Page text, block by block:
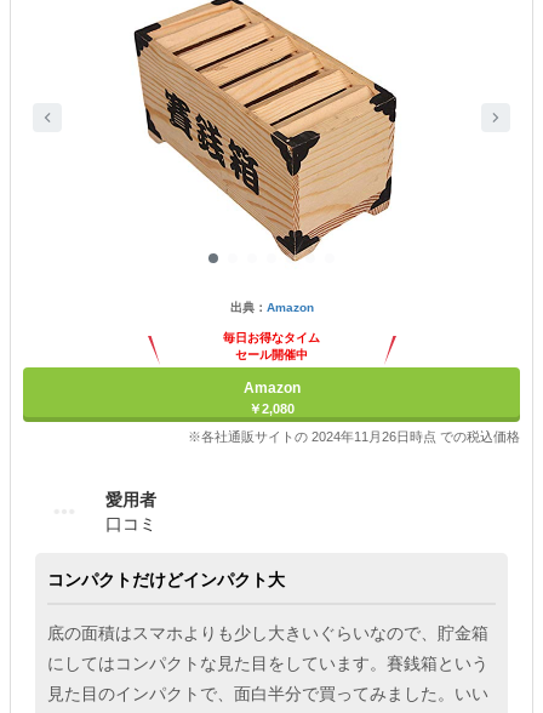
出典： Amazon
毎日お得なタイム
セール開催中
Amazon
￥2,080
※各社通販サイトの 2024年11月26日時点 での税込価格
愛用者
口コミ
コンパクトだけどインパクト大
底の面積はスマホよりも少し大きいぐらいなので、貯金箱
にしてはコンパクトな見た目をしています。賽銭箱という
見た目のインパクトで、面白半分で買ってみました。いい